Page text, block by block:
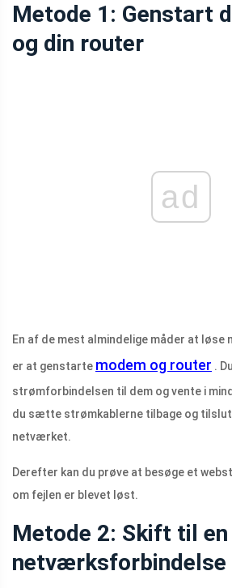
Metode 1: Genstart
og din router
ad
En af de mest almindelige måder at
er at genstarte modem og router .
strømforbindelsen til dem og vente i
du sætte strømkablerne tilbage og
netværket.
Derefter kan du prøve at besøge et
om fejlen er blevet løst.
Metode 2: Skift til
netværksforbindelse